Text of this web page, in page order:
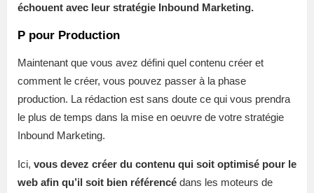
échouent avec leur stratégie Inbound Marketing.
P pour Production
Maintenant que vous avez défini quel contenu créer et
comment le créer, vous pouvez passer à la phase
production. La rédaction est sans doute ce qui vous prendra
le plus de temps dans la mise en oeuvre de votre stratégie
Inbound Marketing.
Ici, vous devez créer du contenu qui soit optimisé pour le
web afin qu’il soit bien référencé dans les moteurs de